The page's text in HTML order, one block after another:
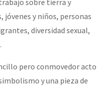
sobre tierra y
y niños, personas
diversidad sexual,
pero conmovedor acto
y una pieza de